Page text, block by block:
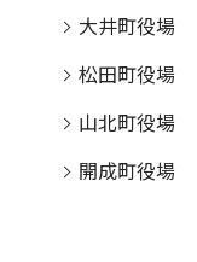
大井町役場
松田町役場
山北町役場
開成町役場